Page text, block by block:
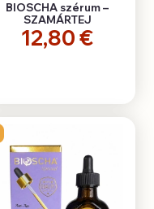
BIOSCHA szérum –
SZAMÁRTEJ
12,80 €